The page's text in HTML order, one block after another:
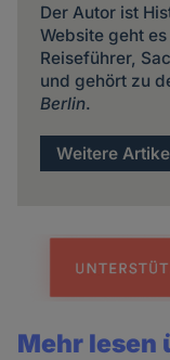
Der Autor ist
Website geht es
Reiseführer,
und gehört zu
Berlin.
Weitere
Mehr lesen